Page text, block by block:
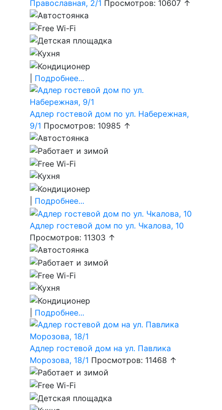
Православная, 2/1 Просмотров: 10607 ↑
Подробнее...
Адлер гостевой дом по ул. Набережная,
9/1 Просмотров: 10985 ↑
Подробнее...
Адлер гостевой дом по ул. Чкалова, 10
Просмотров: 11303 ↑
Подробнее...
Адлер гостевой дом на ул. Павлика
Морозова, 18/1 Просмотров: 11468 ↑